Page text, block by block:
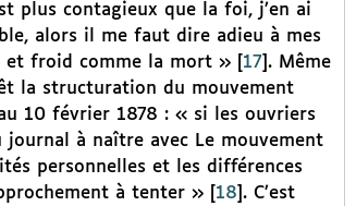
plus contagieux que la foi, j’en ai
alors il me faut dire adieu à mes
et froid comme la mort »[ 17 . Même
la structuration du mouvement
10 février 1878 : « si les ouvriers
à naître avec Le mouvement
personnelles et les différences
à tenter »[ 18 . C’est